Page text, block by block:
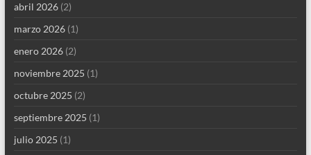
abril 2026(2)
marzo 2026(1)
enero 2026(2)
noviembre 2025 (1)
octubre 2025 (2)
septiembre 2025 (1)
julio 2025 (1)